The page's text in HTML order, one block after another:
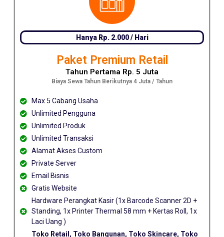
Hanya Rp. 2.000 / Hari
Paket Premium Retail
Tahun Pertama Rp. 5 Juta
Biaya Sewa Tahun Berikutnya 4 Juta / Tahun
Max 5 Cabang Usaha
Unlimited Pengguna
Unlimited Produk
Unlimited Transaksi
Alamat Akses Custom
Private Server
Email Bisnis
Gratis Website
Hardware Perangkat Kasir (1x Barcode Scanner 2D +
Standing, 1x Printer Thermal 58 mm + Kertas Roll, 1x
Laci Uang )
Toko Retail, Toko Bangunan, Toko Skincare, Toko